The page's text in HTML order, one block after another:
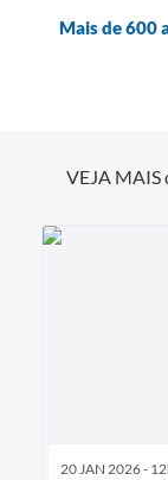
Mais de 600
VEJA MAIS
20 JAN 2026 -